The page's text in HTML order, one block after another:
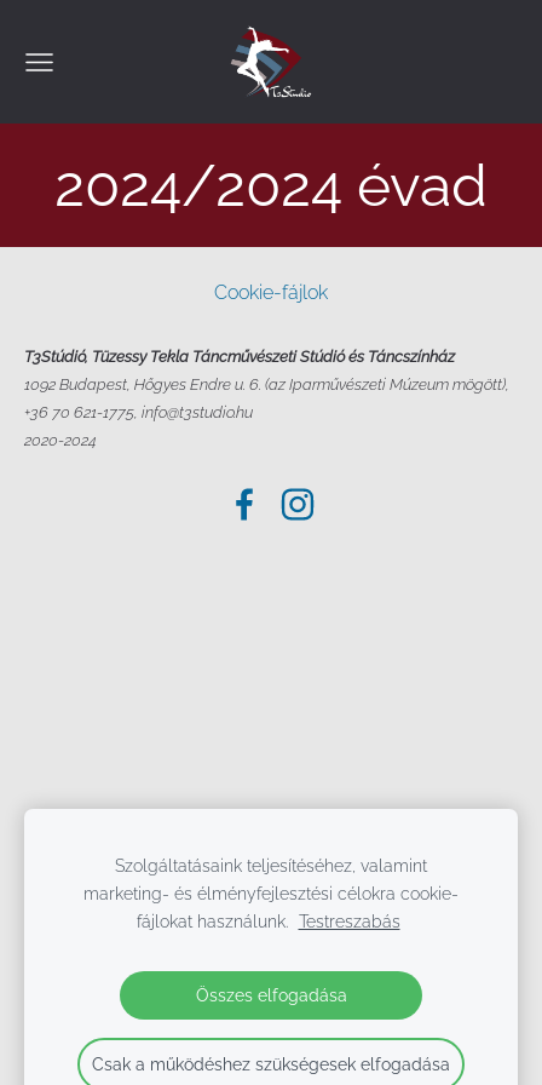
2024/2024 évad
Cookie-fájlok
T3Stúdió, Tüzessy Tekla Táncművészeti Stúdió és Táncszínház
1092 Budapest, Hőgyes Endre u. 6. (az Iparművészeti Múzeum mögött),
+36 70 621-1775, info@t3studio.hu
2020-2024
Szolgáltatásaink teljesítéséhez, valamint
marketing- és élményfejlesztési célokra cookie-
fájlokat használunk.
Testreszabás
Összes elfogadása
Csak a működéshez szükségesek elfogadása